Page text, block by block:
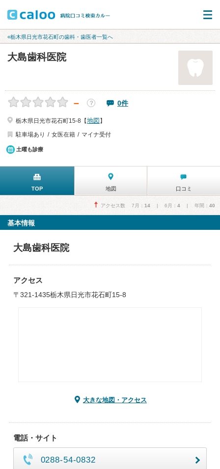
«栃木県日光市花石町の歯科・歯医者一覧へ
大島歯科医院
－ ？ 0件
栃木県日光市花石町15-8【地図 】
駐車場あり
女医在籍 マイナ受付
土曜も診療
TOP 地図 口コミ
アクセス数 7月： 14 | 6月： 4 | 年間： 40
基本情報
大島歯科医院
アクセス
〒321-1435栃木県日光市花石町15-8
大きな地図・アクセス
電話・サイト
0288-54-0832